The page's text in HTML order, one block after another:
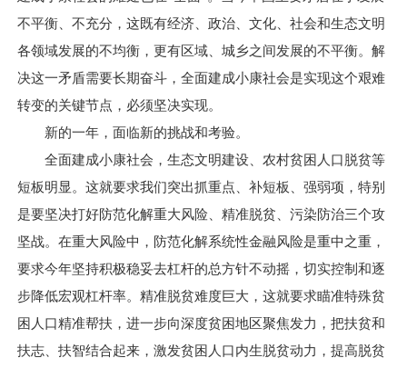
不平衡、不充分，这既有经济、政治、文化、社会和生态文明
各领域发展的不均衡，更有区域、城乡之间发展的不平衡。解
决这一矛盾需要长期奋斗，全面建成小康社会是实现这个艰难
转变的关键节点，必须坚决实现。
新的一年，面临新的挑战和考验。
全面建成小康社会，生态文明建设、农村贫困人口脱贫等
短板明显。这就要求我们突出抓重点、补短板、强弱项，特别
是要坚决打好防范化解重大风险、精准脱贫、污染防治三个攻
坚战。在重大风险中，防范化解系统性金融风险是重中之重，
要求今年坚持积极稳妥去杠杆的总方针不动摇，切实控制和逐
步降低宏观杠杆率。精准脱贫难度巨大，这就要求瞄准特殊贫
困人口精准帮扶，进一步向深度贫困地区聚焦发力，把扶贫和
扶志、扶智结合起来，激发贫困人口内生脱贫动力，提高脱贫